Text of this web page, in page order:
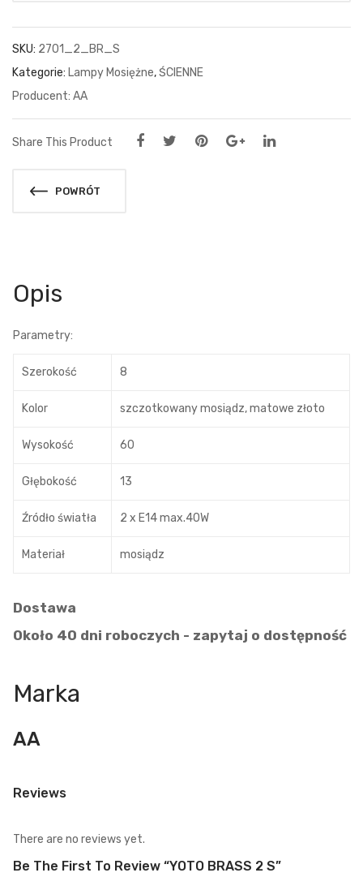
SKU: 2701_2_BR_S
Kategorie: Lampy Mosiężne,ŚCIENNE
AA
Share This Product
POWRÓT
Opis
Parametry:
Szerokość 8
Kolor szczotkowany mosiądz, matowe złoto
Wysokość 60
Głębokość 13
Źródło światła 2 x E14 max.40W
Materiał mosiądz
Dostawa
Około 40 dni roboczych - zapytaj o dostępność
Marka
AA
Reviews
There are no reviews yet.
Be The First To Review “YOTO BRASS 2 S”